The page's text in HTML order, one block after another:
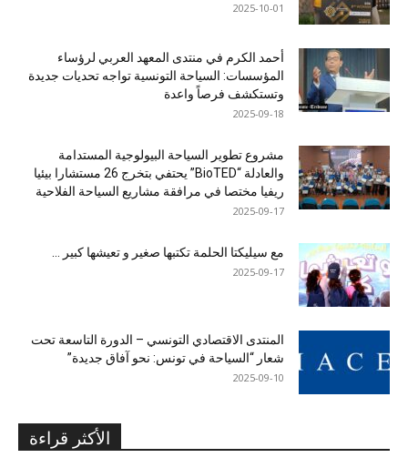
2025-10-01
أحمد الكرم في منتدى المعهد العربي لرؤساء
المؤسسات: السياحة التونسية تواجه تحديات جديدة
وتستكشف فرصاً واعدة
2025-09-18
مشروع تطوير السياحة البيولوجية المستدامة
والعادلة “BioTED” يحتفي بتخرج 26 مستشارا بيئيا
ريفيا مختصا في مرافقة مشاريع السياحة الفلاحية
2025-09-17
مع سيليكتا الحلمة تكتبها صغير و تعيشها كبير …
2025-09-17
المنتدى الاقتصادي التونسي – الدورة التاسعة تحت
شعار “السياحة في تونس: نحو آفاق جديدة”
2025-09-10
الأكثر قراءة